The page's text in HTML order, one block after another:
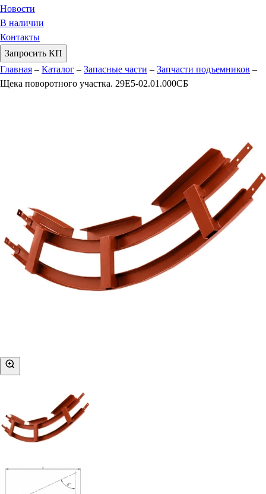
Новости
В наличии
Контакты
Запросить КП
Главная – Каталог – Запасные части – Запчасти подъемников –
Щека поворотного участка. 29Е5-02.01.000СБ